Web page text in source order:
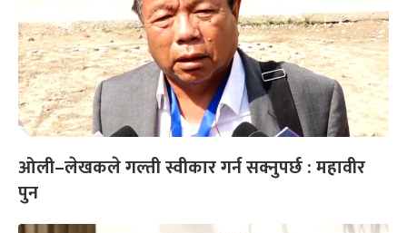
ओली–लेखकले गल्ती स्वीकार गर्न सक्नुपर्छ : महावीर
पुन